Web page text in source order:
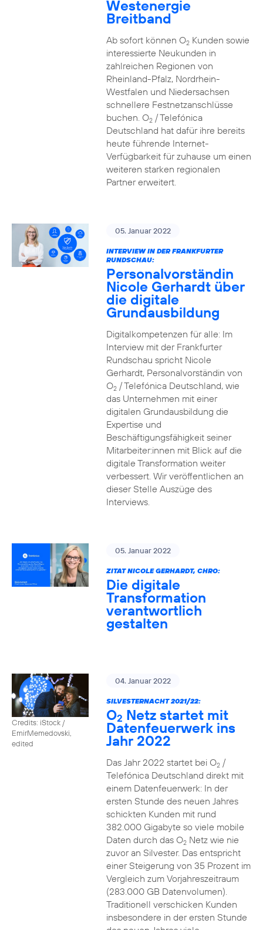
Westenergie
Breitband
Ab sofort können O2Kunden sowie
interessierte Neukunden in
zahlreichen Regionen von
Rheinland-Pfalz, Nordrhein-
Westfalen und Niedersachsen
schnellere Festnetzanschlüsse
buchen. O2/ Telefónica
Deutschland hat dafür ihre bereits
heute führende Internet-
Verfügbarkeit für zuhause um einen
weiteren starken regionalen
Partner erweitert.
05. Januar 2022
INTERVIEW IN DER FRANKFURTER
RUNDSCHAU:
Personalvorständin
Nicole Gerhardt über
die digitale
Grundausbildung
Digitalkompetenzen für alle: Im
Interview mit der Frankfurter
Rundschau spricht Nicole
Gerhardt, Personalvorständin von
O2/ Telefónica Deutschland, wie
das Unternehmen mit einer
digitalen Grundausbildung die
Expertise und
Beschäftigungsfähigkeit seiner
Mitarbeiter:innen mit Blick auf die
digitale Transformation weiter
verbessert. Wir veröffentlichen an
dieser Stelle Auszüge des
Interviews.
05. Januar 2022
ZITAT NICOLE GERHARDT, CHRO:
Die digitale
Transformation
verantwortlich
gestalten
Credits: iStock /
EmirMemedovski,
edited
04. Januar 2022
SILVESTERNACHT 2021/22:
O2 Netz startet mit
Datenfeuerwerk ins
Jahr 2022
Das Jahr 2022 startet bei O2/
Telefónica Deutschland direkt mit
einem Datenfeuerwerk: In der
ersten Stunde des neuen Jahres
schickten Kunden mit rund
382.000 Gigabyte so viele mobile
Daten durch das O2Netz wie nie
zuvor an Silvester. Das entspricht
einer Steigerung von 35 Prozent im
Vergleich zum Vorjahreszeitraum
(283.000 GB Datenvolumen).
Traditionell verschicken Kunden
insbesondere in der ersten Stunde